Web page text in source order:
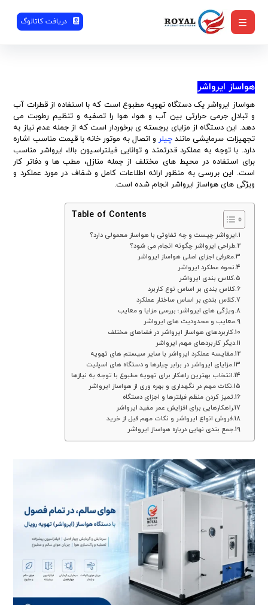
دریافت کاتالوگ
هواساز ایرواشر
هواساز ایرواشر یک دستگاه تهویه مطبوع است که با استفاده از قطرات آب
و تبادل جرمی حرارتی بین آب و هوا، هوا را تصفیه و تنظیم رطوبت می
دهد. این دستگاه از مزایای برجسته ی برخوردار است که از جمله عدم نیاز به
تجهیزات سرمایشی مانند چیلر و اتصال به موتور خانه با قیمت مناسب اشاره
دارد. با توجه به عملکرد قدرتمند و توانایی فیلتراسیون بالا، ایرواشر مناسب
برای استفاده در محیط های مختلف از جمله منازل، مطب ها و دفاتر کار
است. این بررسی به منظور ارائه اطلاعات کامل و شفاف در مورد عملکرد و
ویژگی های هواساز ایرواشر انجام شده است.
Table of Contents
ایرواشر چیست و چه تفاوتی با هواساز معمولی دارد؟
طراحی ایرواشر چگونه انجام می شود؟
معرفی اجزای اصلی هواساز ایرواشر
نحوه عملکرد ایرواشر
کلاس بندی ایرواشر
کلاس بندی بر اساس نوع کاربرد
کلاس بندی بر اساس ساختار عملکرد
ویژگی های ایرواشر؛ بررسی مزایا و معایب
معایب و محدودیت های ایرواشر
کاربردهای هواساز ایرواشر در فضاهای مختلف
دیگر کاربردهای مهم ایرواشر
مقایسه عملکرد ایرواشر با سایر سیستم های تهویه
مزایای ایرواشر در برابر چیلرها و دستگاه های اسپلیت
انتخاب بهترین راهکار برای تهویه مطبوع با توجه به نیازها
نکات مهم در نگهداری و بهره وری از هواساز ایرواشر
تمیز کردن منظم فیلترها و اجزای دستگاه
راهکارهایی برای افزایش عمر مفید ایرواشر
فروش انواع ایرواشر و نکات مهم قبل از خرید
جمع بندی نهایی درباره هواساز ایرواشر